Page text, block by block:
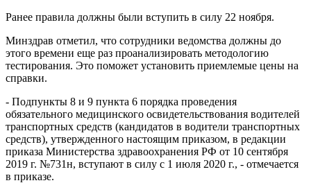
Ранее правила должны были вступить в силу 22 ноября.
Минздрав отметил, что сотрудники ведомства должны до
этого времени еще раз проанализировать методологию
тестирования. Это поможет установить приемлемые цены на
справки.
- Подпункты 8 и 9 пункта 6 порядка проведения
обязательного медицинского освидетельствования водителей
транспортных средств (кандидатов в водители транспортных
средств), утвержденного настоящим приказом, в редакции
приказа Министерства здравоохранения РФ от 10 сентября
2019 г. №731н, вступают в силу с 1 июля 2020 г., - отмечается
в приказе.